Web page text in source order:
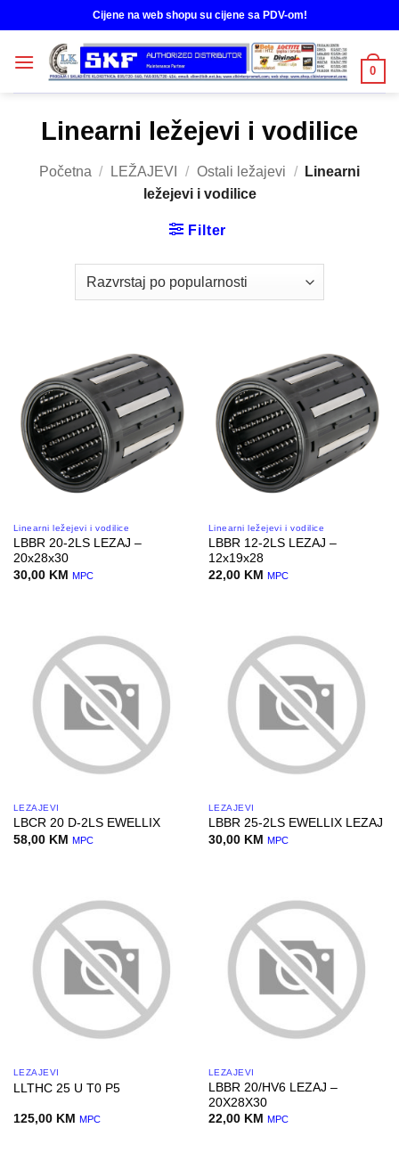
to
content
Cijene na web shopu su cijene sa PDV-om!
0
Linearni ležejevi i vodilice
Početna / LEŽAJEVI / Ostali ležajevi /
Linearni
ležejevi i vodilice
Filter
Linearni ležejevi i vodilice
LBBR 20-2LS LEZAJ –
20x28x30
30,00 KM MPC
Linearni ležejevi i vodilice
LBBR 12-2LS LEZAJ –
12x19x28
22,00 KM MPC
LEŽAJEVI
LBCR 20 D-2LS EWELLIX
58,00 KM MPC
LEŽAJEVI
LBBR 25-2LS EWELLIX LEZAJ
30,00 KM MPC
LEŽAJEVI
LLTHC 25 U T0 P5
125,00 KM MPC
LEŽAJEVI
LBBR 20/HV6 LEZAJ –
20X28X30
22,00 KM MPC